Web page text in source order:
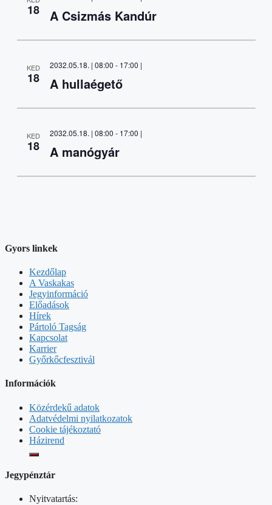
18 A Csizmás Kandúr
KED
18
2032.05.18. | 08:00 - 17:00 |
A hullaégető
KED
18
2032.05.18. | 08:00 - 17:00 |
A manógyár
Gyors linkek
Kezdőlap
A Vaskakas
Jegyinformáció
Előadások
Hírek
Pártoló Tagság
Kapcsolat
Karrier
Győrkőcfesztivál
Információk
Közérdekű adatok
Adatvédelmi nyilatkozatok
Cookie tájékoztató
Házirend
Jegypénztár
Nyitvatartás: